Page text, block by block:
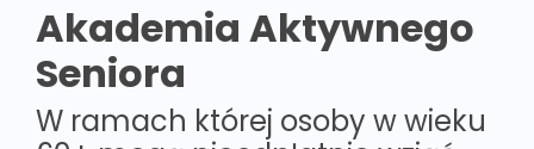
Akademia Aktywnego
Seniora
W ramach której osoby w wieku